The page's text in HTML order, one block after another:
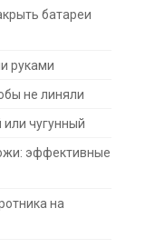
батареи
руками
не линяли
чугунный
эффективные
на